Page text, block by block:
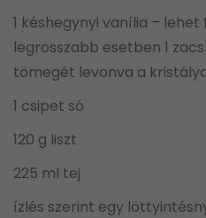
1 késhegynyi vanília –
legrosszabb esetben 1
tömegét levonva a
1 csipet só
120 g liszt
225 ml tej
ízlés szerint egy